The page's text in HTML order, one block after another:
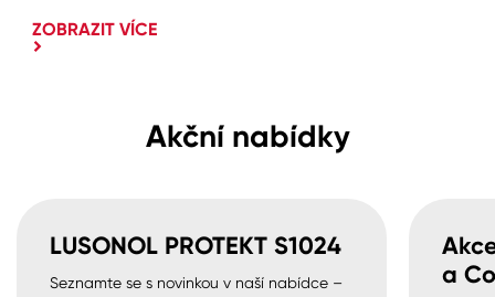
ZOBRAZIT VÍCE
Akční nabídky
LUSONOL PROTEKT S1024
Seznamte se s novinkou v naší nabídce –
a